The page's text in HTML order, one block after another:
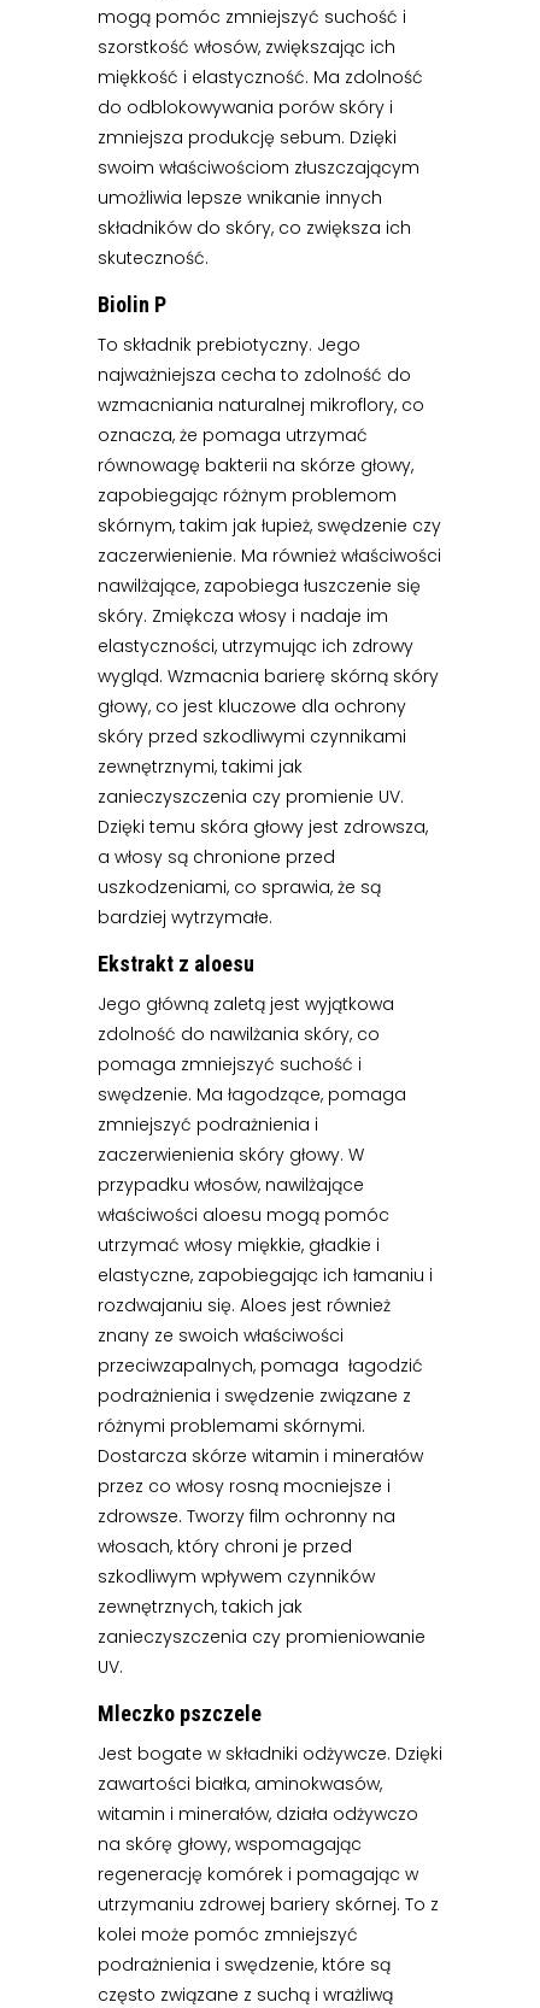
mogą pomóc zmniejszyć suchość i
szorstkość włosów, zwiększając ich
miękkość i elastyczność. Ma zdolność
do odblokowywania porów skóry i
zmniejsza produkcję sebum. Dzięki
swoim właściwościom złuszczającym
umożliwia lepsze wnikanie innych
składników do skóry, co zwiększa ich
skuteczność.
Biolin P
To składnik prebiotyczny. Jego
najważniejsza cecha to zdolność do
wzmacniania naturalnej mikroflory, co
oznacza, że pomaga utrzymać
równowagę bakterii na skórze głowy,
zapobiegając różnym problemom
skórnym, takim jak łupież, swędzenie czy
zaczerwienienie. Ma również właściwości
nawilżające, zapobiega łuszczenie się
skóry. Zmiękcza włosy i nadaje im
elastyczności, utrzymując ich zdrowy
wygląd. Wzmacnia barierę skórną skóry
głowy, co jest kluczowe dla ochrony
skóry przed szkodliwymi czynnikami
zewnętrznymi, takimi jak
zanieczyszczenia czy promienie UV.
Dzięki temu skóra głowy jest zdrowsza,
a włosy są chronione przed
uszkodzeniami, co sprawia, że są
bardziej wytrzymałe.
Ekstrakt z aloesu
Jego główną zaletą jest wyjątkowa
zdolność do nawilżania skóry, co
pomaga zmniejszyć suchość i
swędzenie. Ma łagodzące, pomaga
zmniejszyć podrażnienia i
zaczerwienienia skóry głowy. W
przypadku włosów, nawilżające
właściwości aloesu mogą pomóc
utrzymać włosy miękkie, gładkie i
elastyczne, zapobiegając ich łamaniu i
rozdwajaniu się. Aloes jest również
znany ze swoich właściwości
przeciwzapalnych, pomaga łagodzić
podrażnienia i swędzenie związane z
różnymi problemami skórnymi.
Dostarcza skórze witamin i minerałów
przez co włosy rosną mocniejsze i
zdrowsze. Tworzy film ochronny na
włosach, który chroni je przed
szkodliwym wpływem czynników
zewnętrznych, takich jak
zanieczyszczenia czy promieniowanie
UV.
Mleczko pszczele
Jest bogate w składniki odżywcze. Dzięki
zawartości białka, aminokwasów,
witamin i minerałów, działa odżywczo
na skórę głowy, wspomagając
regenerację komórek i pomagając w
utrzymaniu zdrowej bariery skórnej. To z
kolei może pomóc zmniejszyć
podrażnienia i swędzenie, które są
często związane z suchą i wrażliwą